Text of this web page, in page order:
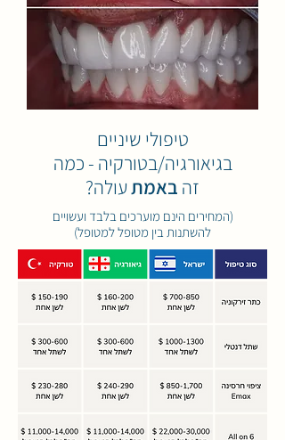
טיפולי שיניים
בגיאורגיה/בטורקיה - כמה
זה באמתעולה?
(המחירים הינם מוערכים בלבד ועשויים
להשתנות בין מטופל למטופל)